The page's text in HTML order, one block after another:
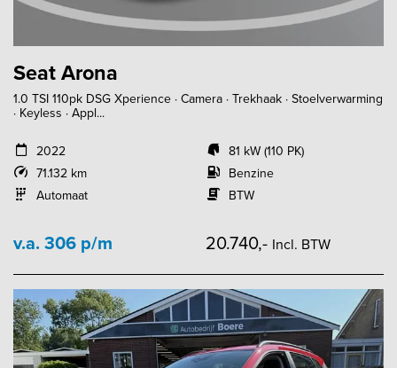
Seat Arona
1.0 TSI 110pk DSG Xperience · Camera · Trekhaak · Stoelverwarming
· Keyless · Appl...
2022
71.132 km
Automaat
81 kW (110 PK)
Benzine
BTW
v.a. 306 p/m 20.740,- Incl. BTW